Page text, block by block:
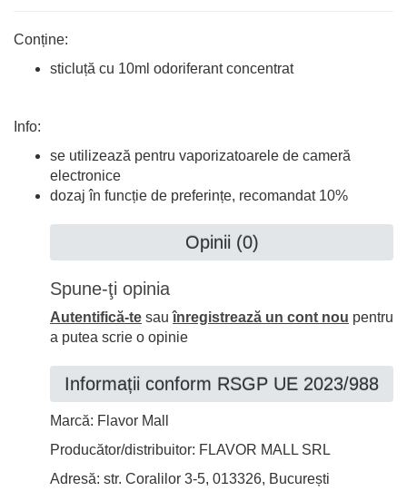
Conține:
sticluță cu 10ml odoriferant concentrat
Info:
se utilizează pentru vaporizatoarele de cameră
electronice
dozaj în funcție de preferințe, recomandat 10%
Opinii (0)
Spune-ţi opinia
Autentifică-te sauînregistrează un cont nou pentru
a putea scrie o opinie
Informații conform RSGP UE 2023/988
Marcă: Flavor Mall
Producător/distribuitor: FLAVOR MALL SRL
Adresă: str. Coralilor 3-5, 013326, București